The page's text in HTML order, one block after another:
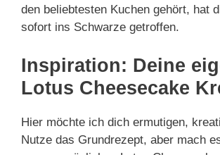
den beliebtesten Kuchen gehört, hat
sofort ins Schwarze getroffen.
Inspiration: Deine
Lotus Cheesecake
Hier möchte ich dich ermutigen,
Nutze das Grundrezept, aber mach